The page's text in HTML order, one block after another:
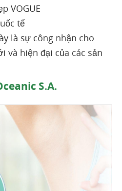
VOGUE
tế
là sự công nhận cho
và hiện đại của các sản
S.A.